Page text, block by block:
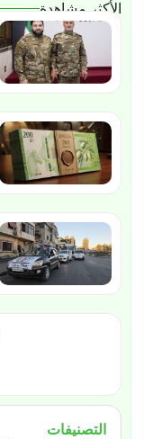
الأكثر مشاهدة
التصنيفات